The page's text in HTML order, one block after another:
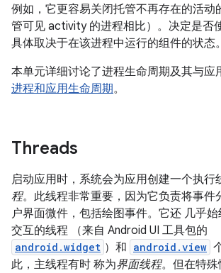
例如，它更容易关闭托管不再存在的活动
管可见 activity 的进程相比）。决定是否
具体取决于在该进程中运行的组件的状态。
本单元详细讨论了进程生命周期及其与应
进程和应用生命周期。
Threads
启动应用时，系统会为应用创建一个执行
程。此线程非常重要，因为它负责将事件
户界面微件，包括绘图事件。它还 几乎
交互的线程 （来自 Android UI 工具包的
android.widget ）和 android.view
此，主线程有时 称为界面线程。但在特